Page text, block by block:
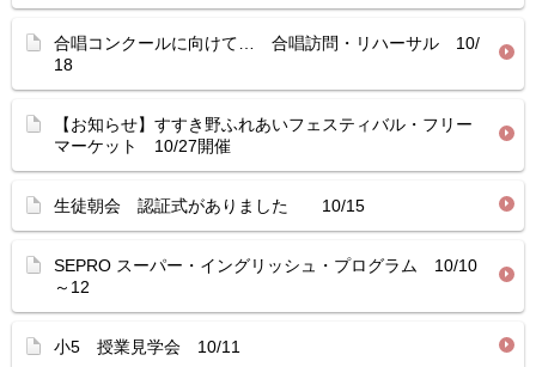
合唱コンクールに向けて… 合唱訪問・リハーサル 10/
18
【お知らせ】すすき野ふれあいフェスティバル・フリー
マーケット 10/27開催
生徒朝会 認証式がありました 10/15
SEPRO スーパー・イングリッシュ・プログラム 10/10
～12
小5 授業見学会 10/11